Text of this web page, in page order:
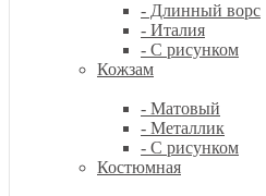
- Длинный ворс
- Италия
- С рисунком
Кожзам
- Матовый
- Металлик
- С рисунком
Костюмная